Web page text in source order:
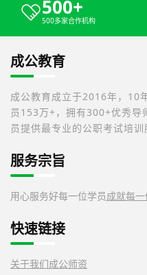
500+
500多家合作机构
成公教育
成公教育成立于2016年，10
员153万+，拥有300+优秀导
员提供最专业的公职考试培训
服务宗旨
用心服务好每一位学员成就每
快速链接
关于我们成公师资